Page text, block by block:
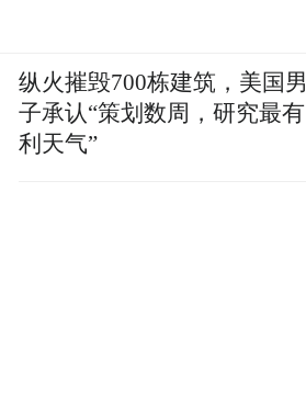
纵火摧毁700栋建筑，美国男
子承认“策划数周，研究最有
利天气”